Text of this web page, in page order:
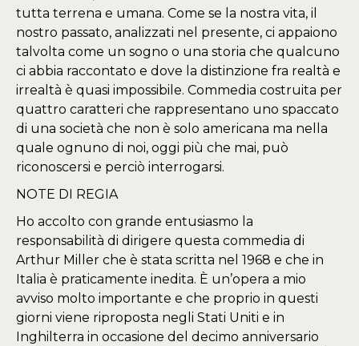
tutta terrena e umana. Come se la nostra vita, il
nostro passato, analizzati nel presente, ci appaiono
talvolta come un sogno o una storia che qualcuno
ci abbia raccontato e dove la distinzione fra realtà e
irrealtà è quasi impossibile. Commedia costruita per
quattro caratteri che rappresentano uno spaccato
di una società che non è solo americana ma nella
quale ognuno di noi, oggi più che mai, può
riconoscersi e perciò interrogarsi.
NOTE DI REGIA
Ho accolto con grande entusiasmo la
responsabilità di dirigere questa commedia di
Arthur Miller che è stata scritta nel 1968 e che in
Italia è praticamente inedita. È un’opera a mio
avviso molto importante e che proprio in questi
giorni viene riproposta negli Stati Uniti e in
Inghilterra in occasione del decimo anniversario